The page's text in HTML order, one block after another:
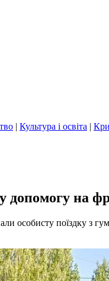
| Культура і освіта |
допомогу на
поїздку з